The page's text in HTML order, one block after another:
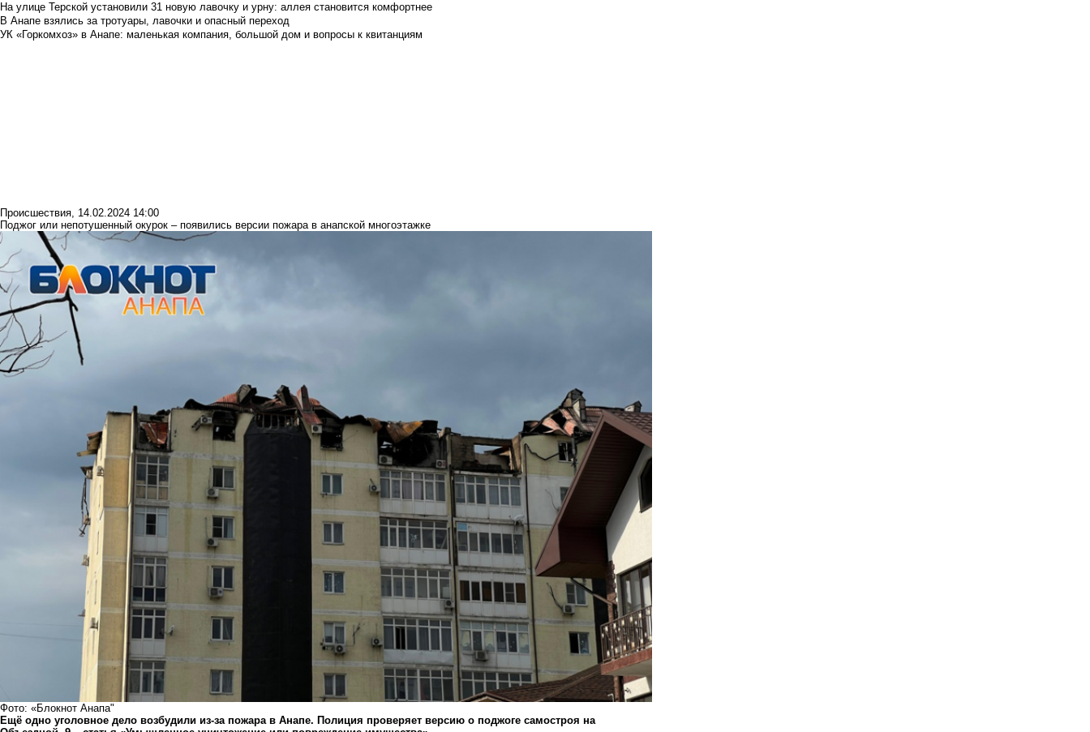
На улице Терской установили 31 новую лавочку и урну: аллея становится комфортнее
В Анапе взялись за тротуары, лавочки и опасный переход
УК «Горкомхоз» в Анапе: маленькая компания, большой дом и вопросы к квитанциям
Происшествия, 14.02.2024 14:00
Поджог или непотушенный окурок – появились версии пожара в анапской многоэтажке
Фото: «Блокнот Анапа"
Ещё одно уголовное дело возбудили из-за пожара в Анапе. Полиция проверяет версию о поджоге самостроя на